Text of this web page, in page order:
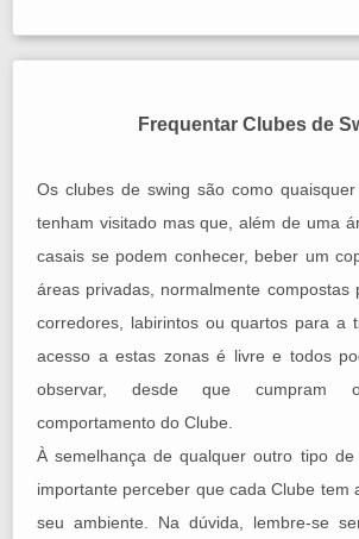
Frequentar Clubes de
Os clubes de swing são como
tenham visitado mas que, além de uma
casais se podem conhecer, beber um
áreas privadas, normalmente compostas
corredores, labirintos ou quartos para a
acesso a estas zonas é livre e todos
observar, desde que cumpram
comportamento do Clube.
À semelhança de qualquer outro tipo
importante perceber que cada Clube tem
seu ambiente. Na dúvida, lembre-se